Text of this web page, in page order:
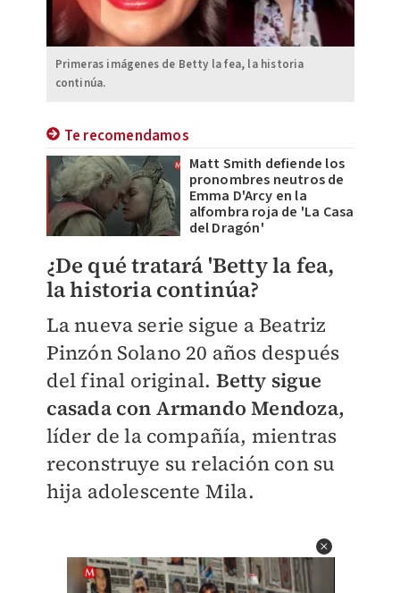
Primeras imágenes de Betty la fea, la historia
continúa.
Te recomendamos
Matt Smith defiende los
pronombres neutros de
Emma D'Arcy en la
alfombra roja de 'La Casa
del Dragón'
¿De qué tratará 'Betty la fea,
la historia continúa?
La nueva serie sigue a Beatriz
Pinzón Solano 20 años después
del final original. Betty sigue
casada con Armando Mendoza,
líder de la compañía, mientras
reconstruye su relación con su
hija adolescente Mila.